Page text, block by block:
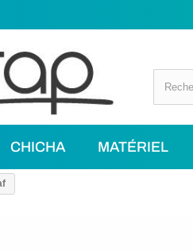
CHICHA MATÉRIEL